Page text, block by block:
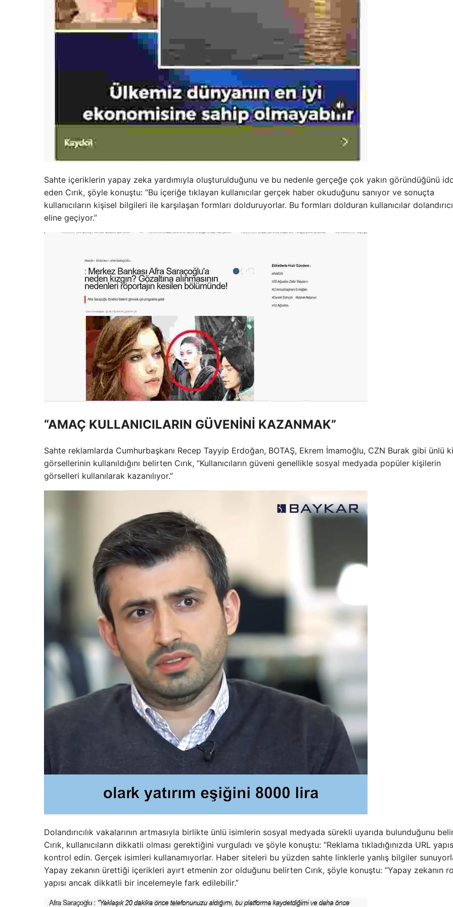
Sahte içeriklerin yapay zeka yardımıyla oluşturulduğunu ve bu nedenle gerçeğe çok yakın göründüğünü
eden Cırık, şöyle konuştu: “Bu içeriğe tıklayan kullanıcılar gerçek haber okuduğunu sanıyor ve sonuçta
kullanıcıların kişisel bilgileri ile karşılaşan formları dolduruyorlar. Bu formları dolduran kullanıcılar
eline geçiyor.”
“AMAÇ KULLANICILARIN GÜVENİNİ KAZANMAK”
Sahte reklamlarda Cumhurbaşkanı Recep Tayyip Erdoğan, BOTAŞ, Ekrem İmamoğlu, CZN Burak gibi ünlü
görsellerinin kullanıldığını belirten Cırık, “Kullanıcıların güveni genellikle sosyal medyada popüler kişilerin
görselleri kullanılarak kazanılıyor.”
Dolandırıcılık vakalarının artmasıyla birlikte ünlü isimlerin sosyal medyada sürekli uyarıda bulunduğunu
Cırık, kullanıcıların dikkatli olması gerektiğini vurguladı ve şöyle konuştu: “Reklama tıkladığınızda URL
kontrol edin. Gerçek isimleri kullanamıyorlar. Haber siteleri bu yüzden sahte linklerle yanlış bilgiler
Yapay zekanın ürettiği içerikleri ayırt etmenin zor olduğunu belirten Cırık, şöyle konuştu: “Yapay zekanın
yapısı ancak dikkatli bir incelemeyle fark edilebilir.”